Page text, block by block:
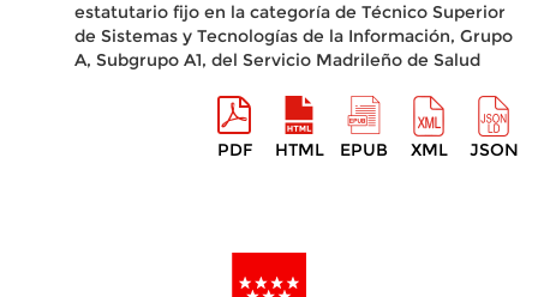
estatutario fijo en la categoría de Técnico Superior
de Sistemas y Tecnologías de la Información, Grupo
A, Subgrupo A1, del Servicio Madrileño de Salud
PDF HTML EPUB XML JSON